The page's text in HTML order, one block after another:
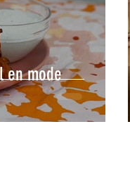
en mode